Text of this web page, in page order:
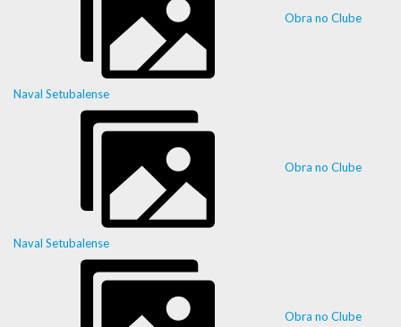
Obra no Clube
Naval Setubalense
Obra no Clube
Naval Setubalense
Obra no Clube